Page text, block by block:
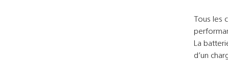
Tous les
La
d’un